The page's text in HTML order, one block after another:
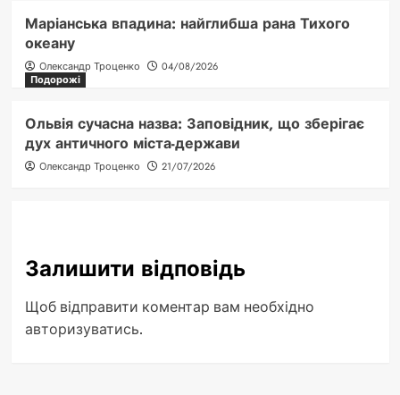
Маріанська впадина: найглибша рана Тихого
океану
Олександр Троценко
04/08/2026
Подорожі
Ольвія сучасна назва: Заповідник, що зберігає
дух античного міста-держави
Олександр Троценко 21/07/2026
Залишити відповідь
Щоб відправити коментар вам необхідно
авторизуватись.